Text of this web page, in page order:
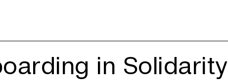
in Solidarity